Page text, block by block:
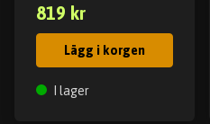
819 kr
Lägg i korgen
I lager